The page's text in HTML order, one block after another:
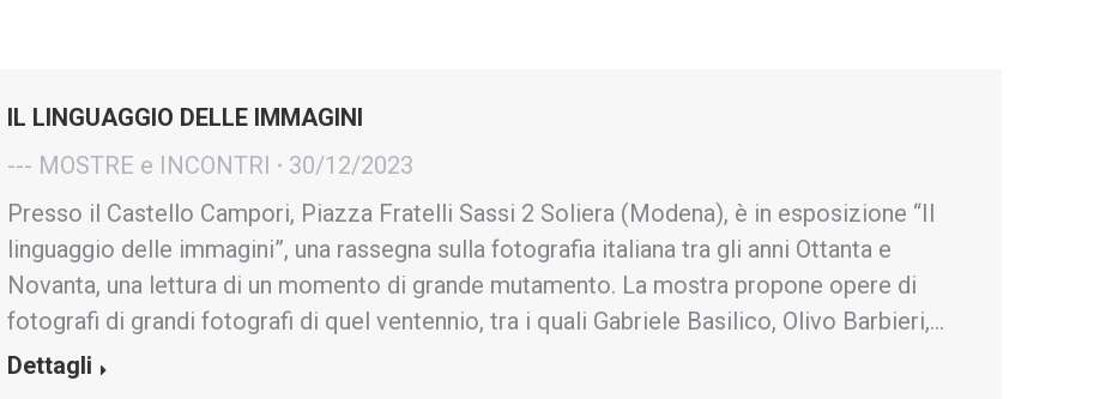
IL LINGUAGGIO DELLE IMMAGINI
--- MOSTRE e INCONTRI
30/12/2023
Presso il Castello Campori, Piazza Fratelli Sassi 2 Soliera (Modena), è in esposizione “Il
linguaggio delle immagini”, una rassegna sulla fotografia italiana tra gli anni Ottanta e
Novanta, una lettura di un momento di grande mutamento. La mostra propone opere di
fotografi di grandi fotografi di quel ventennio, tra i quali Gabriele Basilico, Olivo Barbieri,…
Dettagli